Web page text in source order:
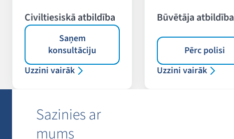
Civiltiesiskā atbildība
Saņem
konsultāciju
Uzzini vairāk
Būvētāja atbildība
Pērc polisi
Uzzini vairāk
Sazinies ar
mums